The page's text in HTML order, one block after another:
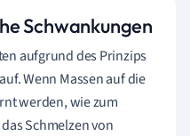
Schwankungen
aufgrund des Prinzips
Wenn Massen auf die
werden, wie zum
Schmelzen von